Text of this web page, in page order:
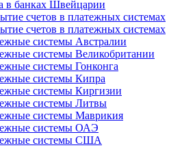
в банках Швейцарии
счетов в платежных системах
счетов в платежных системах
системы Австралии
системы Великобритании
системы Гонконга
системы Кипра
системы Киргизии
системы Литвы
системы Маврикия
системы ОАЭ
системы США